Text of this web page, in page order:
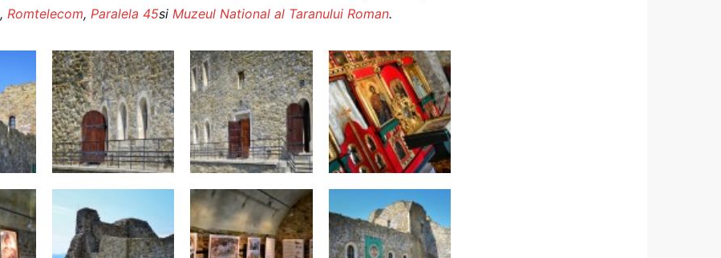
, Romtelecom, Paralela 45si Muzeul National al Taranului Roman.